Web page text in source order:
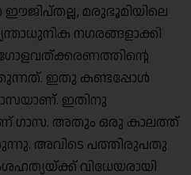
ഈജിപ്തല്ല, മരുഭൂമിയിലെ
നഗരങ്ങളാക്കി
ഇതു കണ്ടപ്പോൾ
ഇതിനു
ഗാസ. അതും ഒരു കാലത്ത്
അവിടെ പത്തിരുപതു
വിധേയരായി